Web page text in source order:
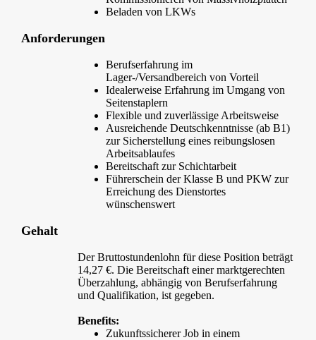
Beladen von LKWs
Anforderungen
Berufserfahrung im
Lager-/Versandbereich von Vorteil
Idealerweise Erfahrung im Umgang von
Seitenstaplern
Flexible und zuverlässige Arbeitsweise
Ausreichende Deutschkenntnisse (ab B1)
zur Sicherstellung eines reibungslosen
Arbeitsablaufes
Bereitschaft zur Schichtarbeit
Führerschein der Klasse B und PKW zur
Erreichung des Dienstortes
wünschenswert
Gehalt
Der Bruttostundenlohn für diese Position beträgt
14,27 €. Die Bereitschaft einer marktgerechten
Überzahlung, abhängig von Berufserfahrung
und Qualifikation, ist gegeben.
Benefits:
Zukunftssicherer Job in einem